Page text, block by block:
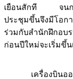
เยือนสักที จนกร
ประชุมขึ้นจึงมีโอก
ร่วมกับสำนักฝึกอบ
ก่อนปีใหม่จะเริ่มขึ้น
เครื่องบินอ